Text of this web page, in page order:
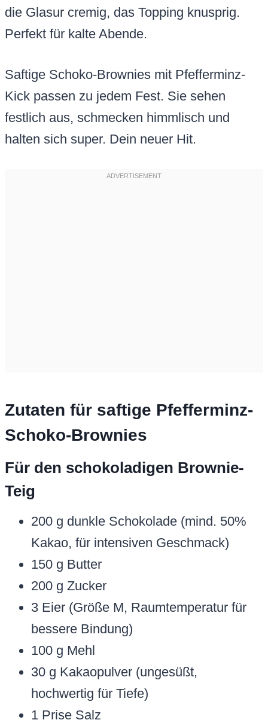
die Glasur cremig, das Topping knusprig.
Perfekt für kalte Abende.
Saftige Schoko-Brownies mit Pfefferminz-
Kick passen zu jedem Fest. Sie sehen
festlich aus, schmecken himmlisch und
halten sich super. Dein neuer Hit.
Zutaten für saftige Pfefferminz-
Schoko-Brownies
Für den schokoladigen Brownie-
Teig
200 g dunkle Schokolade (mind. 50%
Kakao, für intensiven Geschmack)
150 g Butter
200 g Zucker
3 Eier (Größe M, Raumtemperatur für
bessere Bindung)
100 g Mehl
30 g Kakaopulver (ungesüßt,
hochwertig für Tiefe)
1 Prise Salz